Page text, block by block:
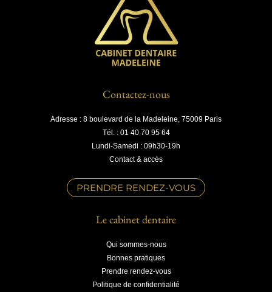
Contactez-nous
Adresse : 8 boulevard de la Madeleine, 75009 Paris
Tél. : 01 40 70 95 64
Lundi-Samedi : 09h30-19h
Contact & accès
PRENDRE RENDEZ-VOUS
Le cabinet dentaire
Qui sommes-nous
Bonnes pratiques
Prendre rendez-vous
Politique de confidentialité